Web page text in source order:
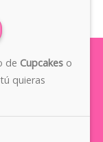
de Cupcakeso
quieras